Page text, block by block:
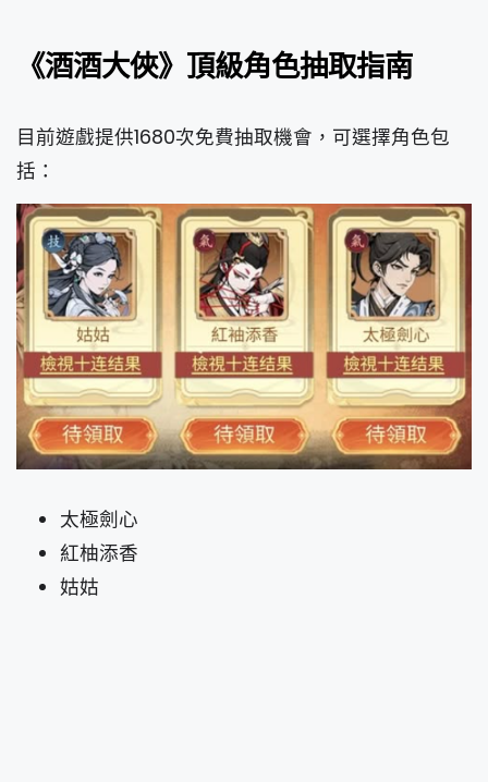
《酒酒大俠》頂級角色抽取指南
目前遊戲提供1680次免費抽取機會，可選擇角色包
括：
太極劍心
紅柚添香
姑姑